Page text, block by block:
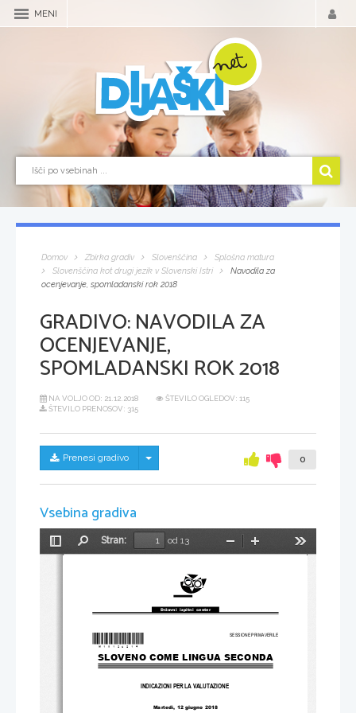
MENI
Domov Zbirka gradiv Slovenščina
Splošna matura
Slovenščina kot drugi jezik v Slovenski Istri
Navodila za
ocenjevanje, spomladanski rok 2018
GRADIVO:NAVODILA ZA
OCENJEVANJE,
SPOMLADANSKI ROK 2018
NA VOLJO OD: 21.12.2018
ŠTEVILO OGLEDOV: 115
ŠTEVILO PRENOSOV: 315
Prenesi gradivo Skrij/prikaži meni 0
Vsebina gradiva
Preklopi
Stran:
od 13
Pomanjšaj
SLOVENO COME LINGUA SECONDA
Martedì , 12 giugno 2018
Državni  izpitni  center
SESSIONE PRIMAVERILE
INDICAZIONI PER LA VALUTAZIONE